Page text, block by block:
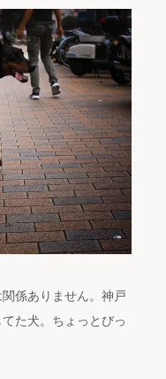
関係ありません。神戸
た犬。ちょっとびっ